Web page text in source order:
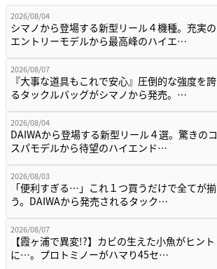
2026/08/04
シマノから登場する新型リール４機種。充実の
エントリーモデルから最高峰のハイエ…
2026/08/07
『大事な道具もこれで安心』圧倒的な強度を誇
るタックルバッグがシマノから発売。…
2026/08/04
DAIWAから登場する新型リール４選。驚きのコ
スパモデルから待望のハイエンド…
2026/08/03
「便利すぎる…」これ１つ買うだけで全てが揃
う。DAIWAから発売されるタック…
2026/08/07
【霞ヶ浦で異変!?】カビの生えた小魚がヒント
に…。プロトミノーがハマり45セ…